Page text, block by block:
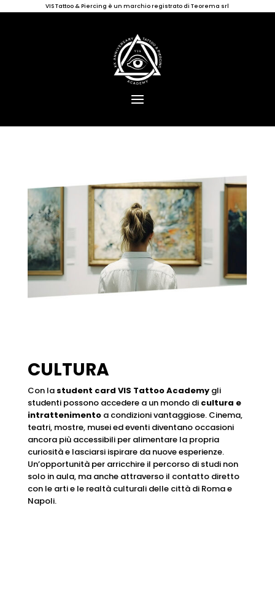
VIS Tattoo & Piercing è un marchio registrato di Teorema srl
CULTURA
Con la student card VIS Tattoo Academygli
studenti possono accedere a un mondo di cultura e
intrattenimentoa condizioni vantaggiose. Cinema,
teatri, mostre, musei ed eventi diventano occasioni
ancora più accessibili per alimentare la propria
curiosità e lasciarsi ispirare da nuove esperienze.
Un’opportunità per arricchire il percorso di studi non
solo in aula, ma anche attraverso il contatto diretto
con le arti e le realtà culturali delle città di Roma e
Napoli.